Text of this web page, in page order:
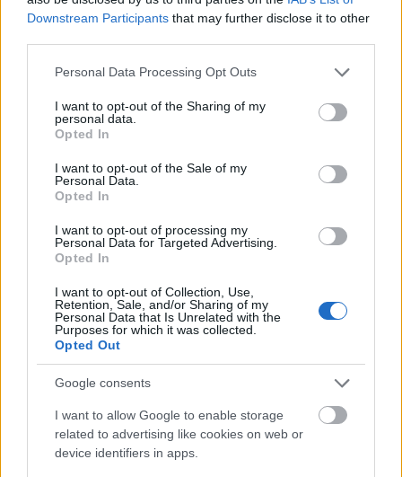
Downstream Participants that may further disclose it to other
Please note that this website/app uses one or more Google
not limited to your visit or usage behaviour. You may click to
grant or deny consent to Google and its third-party tags to
use your data for below specified purposes in below Google
consent section.
Personal Data Processing Opt Outs
I want to opt-out of the Sharing of my
personal data.
Opted In
I want to opt-out of the Sale of my
Personal Data.
Opted In
I want to opt-out of processing my
Personal Data for Targeted Advertising.
Opted In
I want to opt-out of Collection, Use,
Retention, Sale, and/or Sharing of my
Personal Data that Is Unrelated with the
Purposes for which it was collected.
Opted Out
Google consents
I want to allow Google to enable storage
related to advertising like cookies on web or
device identifiers in apps.
A Twitterben az ég világon semmi innováció nincs. Arra
alapoz, hogy az emberek lusták, és csökkent képességűek
blogolni, vagy profilt építeni.
A google recycle elven a meglévő fejlesztéseit dugdossa
szét más platformokra.
Szóval ugyanmár...
Onlinemarketing blog
Erős felütéssel indult ez az év a fizetős tartalmat akaró kiadók
részéről. A Népszabadság egy nehezen értelmezhető módon
mintegy külső véleményként ír egyik vezetőjének a véleménye